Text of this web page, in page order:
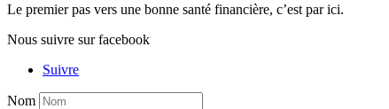
Le premier pas vers une bonne santé financière, c’est par ici.
Nous suivre sur facebook
Suivre
Nom